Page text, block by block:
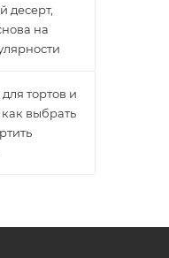
десерт,
на
тортов и
как выбрать